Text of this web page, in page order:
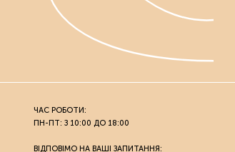
ЧАС РОБОТИ:
ПН-ПТ: З 10:00 ДО 18:00
ВІДПОВІМО НА ВАШІ ЗАПИТАННЯ: